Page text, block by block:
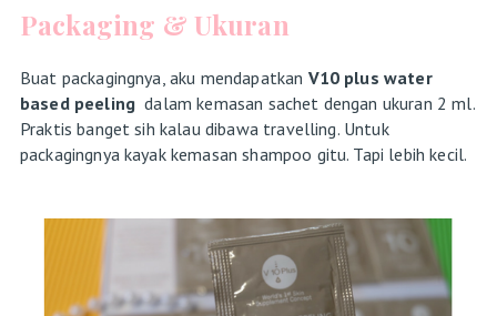
Packaging & Ukuran
Buat packagingnya, aku mendapatkan V10 plus water
based peelingdalam kemasan sachet dengan ukuran 2 ml.
Praktis banget sih kalau dibawa travelling. Untuk
packagingnya kayak kemasan shampoo gitu. Tapi lebih kecil.